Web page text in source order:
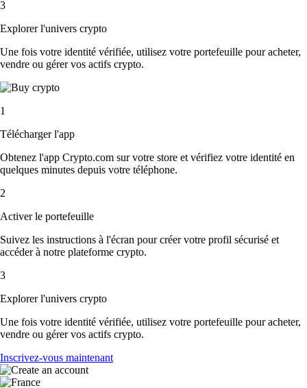
3
Explorer l'univers crypto
Une fois votre identité vérifiée, utilisez votre portefeuille pour acheter,
vendre ou gérer vos actifs crypto.
1
Télécharger l'app
Obtenez l'app Crypto.com sur votre store et vérifiez votre identité en
quelques minutes depuis votre téléphone.
2
Activer le portefeuille
Suivez les instructions à l'écran pour créer votre profil sécurisé et
accéder à notre plateforme crypto.
3
Explorer l'univers crypto
Une fois votre identité vérifiée, utilisez votre portefeuille pour acheter,
vendre ou gérer vos actifs crypto.
Inscrivez-vous maintenant